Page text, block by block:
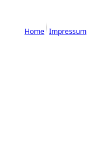
Home Impressum